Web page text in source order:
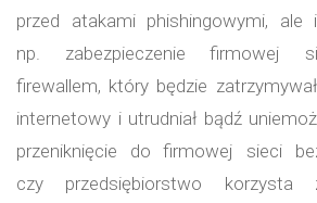
przed atakami phishingowymi,
np. zabezpieczenie firmowej
firewallem, który będzie
internetowy i utrudniał bądź
przeniknięcie do firmowej sieci
czy przedsiębiorstwo korzysta